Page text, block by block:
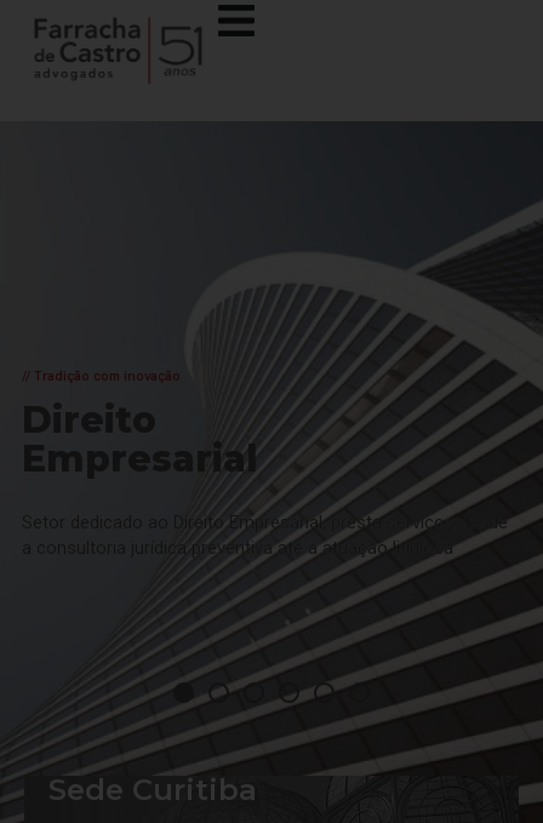
// Tradição com inovação
Direito
Empresarial
Setor dedicado ao Direito Empresarial, presta serviços desde
a consultoria jurídica preventiva até a atuação litigiosa
Sede Curitiba